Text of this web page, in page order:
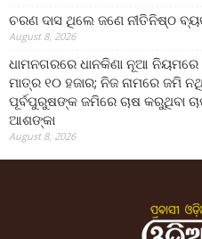
ଚରଣ ଦାସ ଥିଲେ ଜଣେ ନୀତିନିଷ୍ଠ
August 8, 2026
ଧାମନଗରରେ ଧାନକିଣା ନୂଆ ନିୟମରେ
ମାତ୍ର ୧୦ ହଜାର; ନିଜ ନାମରେ ଜମି
ପୂର୍ବପୁରୁଷଙ୍କ ଜମିରେ ଚାଷ କରୁଥିବା
ଆଶଙ୍କା
August 8, 2026